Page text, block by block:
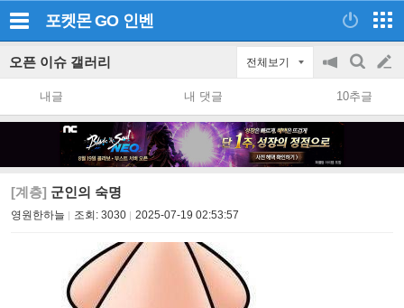
포켓몬 GO 인벤
오픈 이슈 갤러리 전체보기
공
지
on/off
검
색
글
쓰
내글 내 댓글 10추글
[계층] 군인의 숙명
영원한하늘 조회: 3030 2025-07-19 02:53:57